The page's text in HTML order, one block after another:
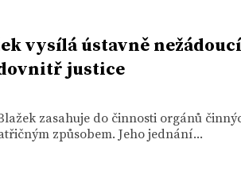
vysílá ústavně nežádoucí
justice
zasahuje do činnosti orgánů
způsobem. Jeho jednání...